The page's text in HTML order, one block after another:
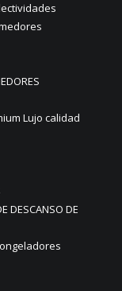
Lujo calidad
DESCANSO DE